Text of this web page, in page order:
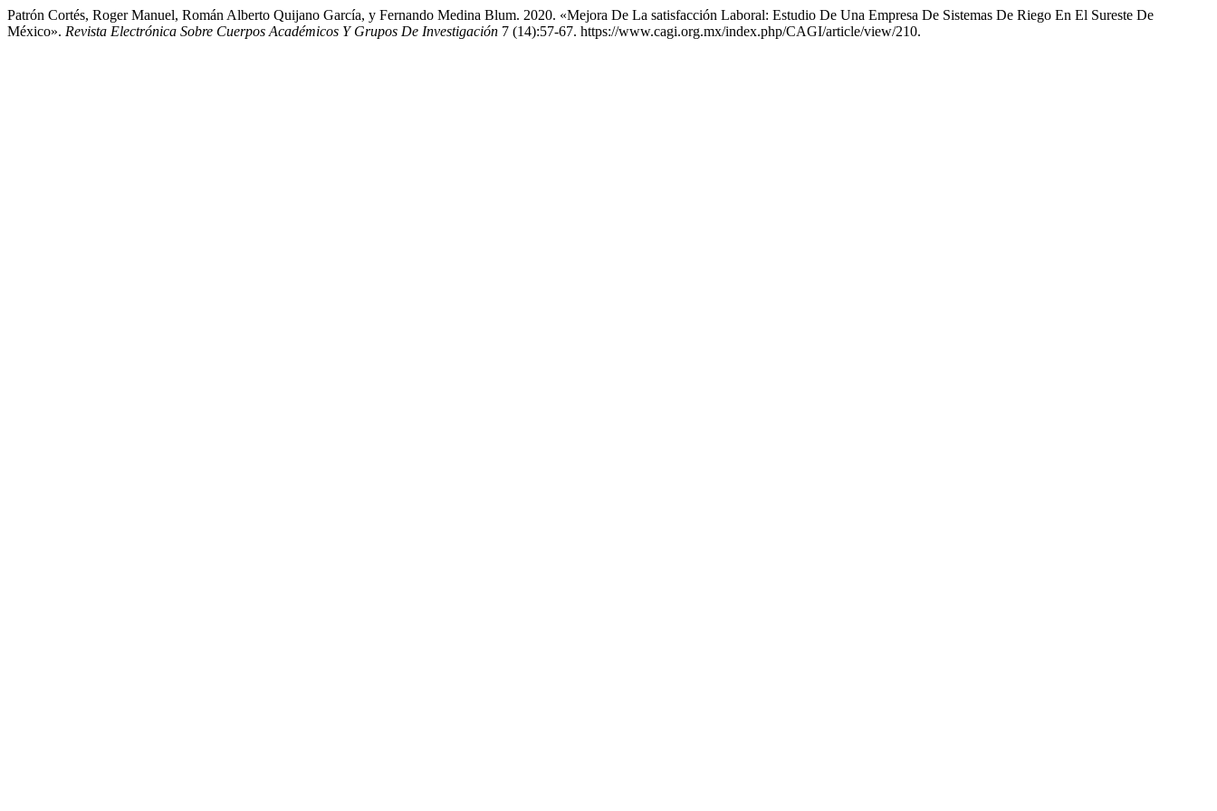
Patrón Cortés, Roger Manuel, Román Alberto Quijano García, y Fernando Medina Blum. 2020. «Mejora De La satisfacción Laboral: Estudio De Una Empresa De Sistemas De Riego En El Sureste De
México». Revista Electrónica Sobre Cuerpos Académicos Y Grupos De Investigación 7 (14):57-67. https://www.cagi.org.mx/index.php/CAGI/article/view/210.